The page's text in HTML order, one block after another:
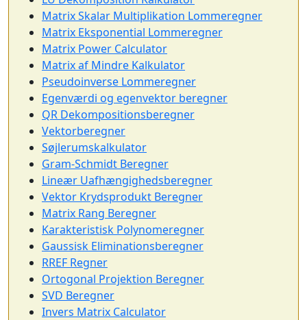
Matrix Skalar Multiplikation Lommeregner
Matrix Eksponential Lommeregner
Matrix Power Calculator
Matrix af Mindre Kalkulator
Pseudoinverse Lommeregner
Egenværdi og egenvektor beregner
QR Dekompositionsberegner
Vektorberegner
Søjlerumskalkulator
Gram-Schmidt Beregner
Lineær Uafhængighedsberegner
Vektor Krydsprodukt Beregner
Matrix Rang Beregner
Karakteristisk Polynomeregner
Gaussisk Eliminationsberegner
RREF Regner
Ortogonal Projektion Beregner
SVD Beregner
Invers Matrix Calculator